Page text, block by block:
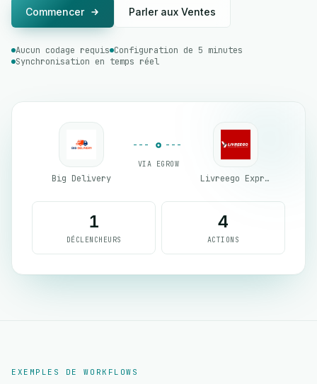
Commencer Parler aux Ventes
Aucun codage requis Configuration de 5 minutes
Synchronisation en temps réel
Big Delivery
VIA EGROW
Livreego Expresse
1
DÉCLENCHEURS
4
ACTIONS
EXEMPLES DE WORKFLOWS